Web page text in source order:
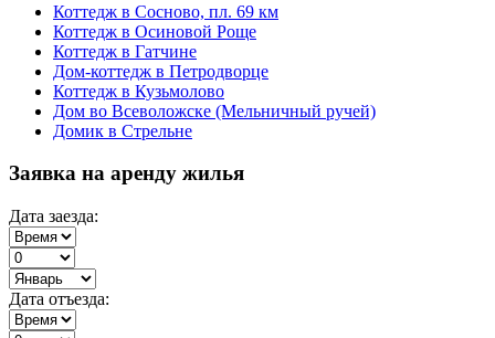
Коттедж в Сосново, пл. 69 км
Коттедж в Осиновой Роще
Коттедж в Гатчине
Дом-коттедж в Петродворце
Коттедж в Кузьмолово
Дом во Всеволожске (Мельничный ручей)
Домик в Стрельне
Заявка на аренду жилья
Дата заезда:
Дата отъезда: